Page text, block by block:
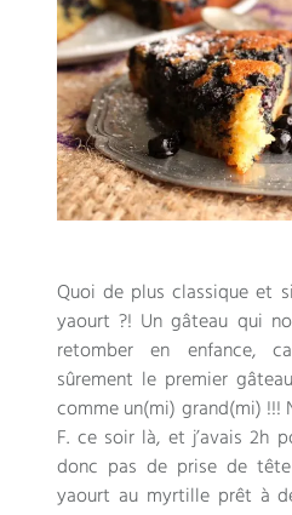
Quoi de plus classique et
yaourt ?! Un gâteau qui
retomber en enfance,
sûrement le premier
comme un(mi) grand(mi) !!!
F. ce soir là, et j’avais 2h
donc pas de prise de
yaourt au myrtille prêt à